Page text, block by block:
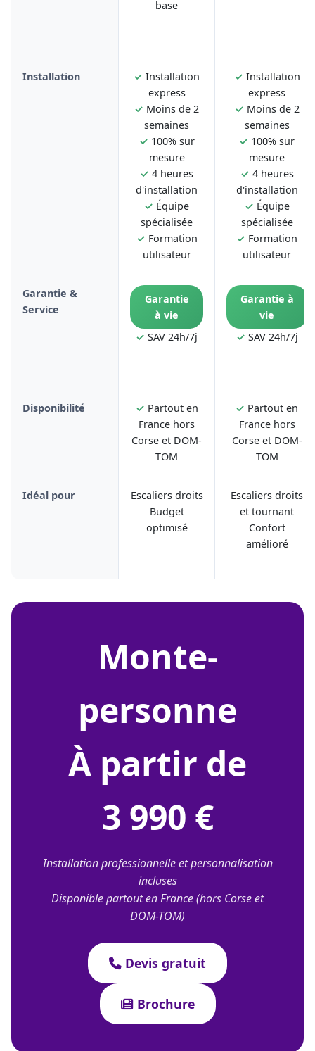
base
Installation ✓ Installation
express
✓ Moins de 2
semaines
✓ 100% sur
mesure
✓ 4 heures
d'installation
✓ Équipe
spécialisée
✓ Formation
utilisateur
✓ Installation
express
✓ Moins de 2
semaines
✓ 100% sur
mesure
✓ 4 heures
d'installation
✓ Équipe
spécialisée
✓ Formation
utilisateur
Garantie &
Service
Garantie
à vie
✓ SAV 24h/7j
Garantie à
vie
✓ SAV 24h/7j
Disponibilité ✓ Partout en
France hors
Corse et DOM-
TOM
✓ Partout en
France hors
Corse et DOM-
TOM
Idéal pour
Escaliers droits
Budget
optimisé
Escaliers droits
et tournant
Confort
amélioré
monte-
personne
À partir de
3 990 €
Installation professionnelle et personnalisation
incluses
Disponible partout en France (hors Corse et
DOM-TOM)
Devis gratuit
Brochure